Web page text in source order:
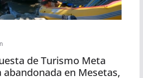
de Turismo Meta
en Mesetas,